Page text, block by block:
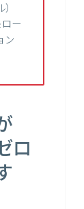
ー
ン
ロ